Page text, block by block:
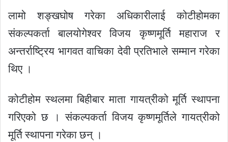
लामो शङ्खघोष गरेका अधिकारीलाई कोटीहोमका
संकल्पकर्ता बालयोगेश्वर विजय कृष्णमूर्ति महाराज र
अन्तर्राष्ट्रिय भागवत वाचिका देवी प्रतिभाले सम्मान गरेका
थिए ।
कोटीहोम स्थलमा बिहीबार माता गायत्रीको मूर्ति स्थापना
गरिएको छ । संकल्पकर्ता विजय कृष्णमूर्तिले गायत्रीको
मूर्ति स्थापना गरेका छन् ।